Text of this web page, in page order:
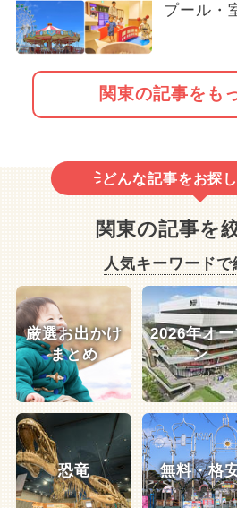
プール・
関東の記事をも
どんな記事をお探
関東の記事を
人気キーワードで
厳選お出かけ
まとめ
2026年オ
ン
恐竜 無料・格